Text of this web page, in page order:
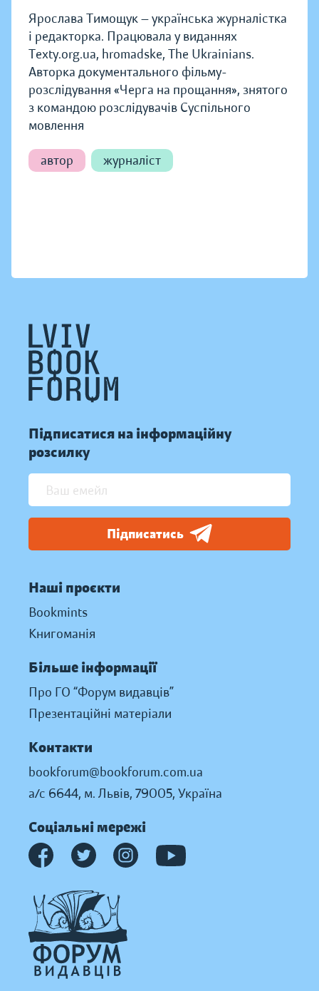
Ярослава Тимощук — українська журналістка
і редакторка. Працювала у виданнях
Texty.org.ua, hromadske, The Ukrainians.
Авторка документального фільму-
розслідування «Черга на прощання», знятого
з командою розслідувачів Суспільного
мовлення
автор журналіст
Підписатися на інформаційну
розсилку
Підписатись
Наші проєкти
Bookmints
Книгоманія
Більше інформації
Про ГО “Форум видавців”
Презентаційні матеріали
Контакти
bookforum@bookforum.com.ua
а/с 6644, м. Львів, 79005, Україна
Соціальні мережі